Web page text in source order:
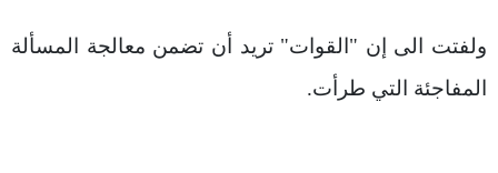
ولفتت الى إن "القوات" تريد أن تضمن معالجة المسألة
المفاجئة التي طرأت.